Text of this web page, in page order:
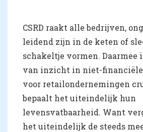
CSRD raakt alle bedrijven,
leidend zijn in de keten of
schakeltje vormen. Daarmee
van inzicht in niet-financiële
voor retailondernemingen
bepaalt het uiteindelijk hun
levensvatbaarheid. Want
het uiteindelijk de steeds